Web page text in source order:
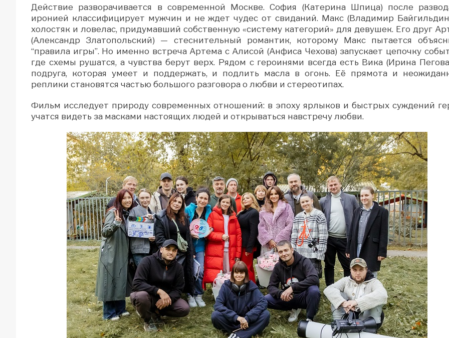
Действие разворачивается в современной Москве. София (Катерина Шпица) после
иронией классифицирует мужчин и не ждет чудес от свиданий. Макс (Владимир
холостяк и ловелас, придумавший собственную «систему категорий» для девушек. Его друг
(Александр Златопольский) — стеснительный романтик, которому Макс пытается
“правила игры”. Но именно встреча Артема с Алисой (Анфиса Чехова) запускает цепочку
где схемы рушатся, а чувства берут верх. Рядом с героинями всегда есть Вика (Ирина
подруга, которая умеет и поддержать, и подлить масла в огонь. Её прямота и
реплики становятся частью большого разговора о любви и стереотипах.
Фильм исследует природу современных отношений: в эпоху ярлыков и быстрых суждений
учатся видеть за масками настоящих людей и открываться навстречу любви.